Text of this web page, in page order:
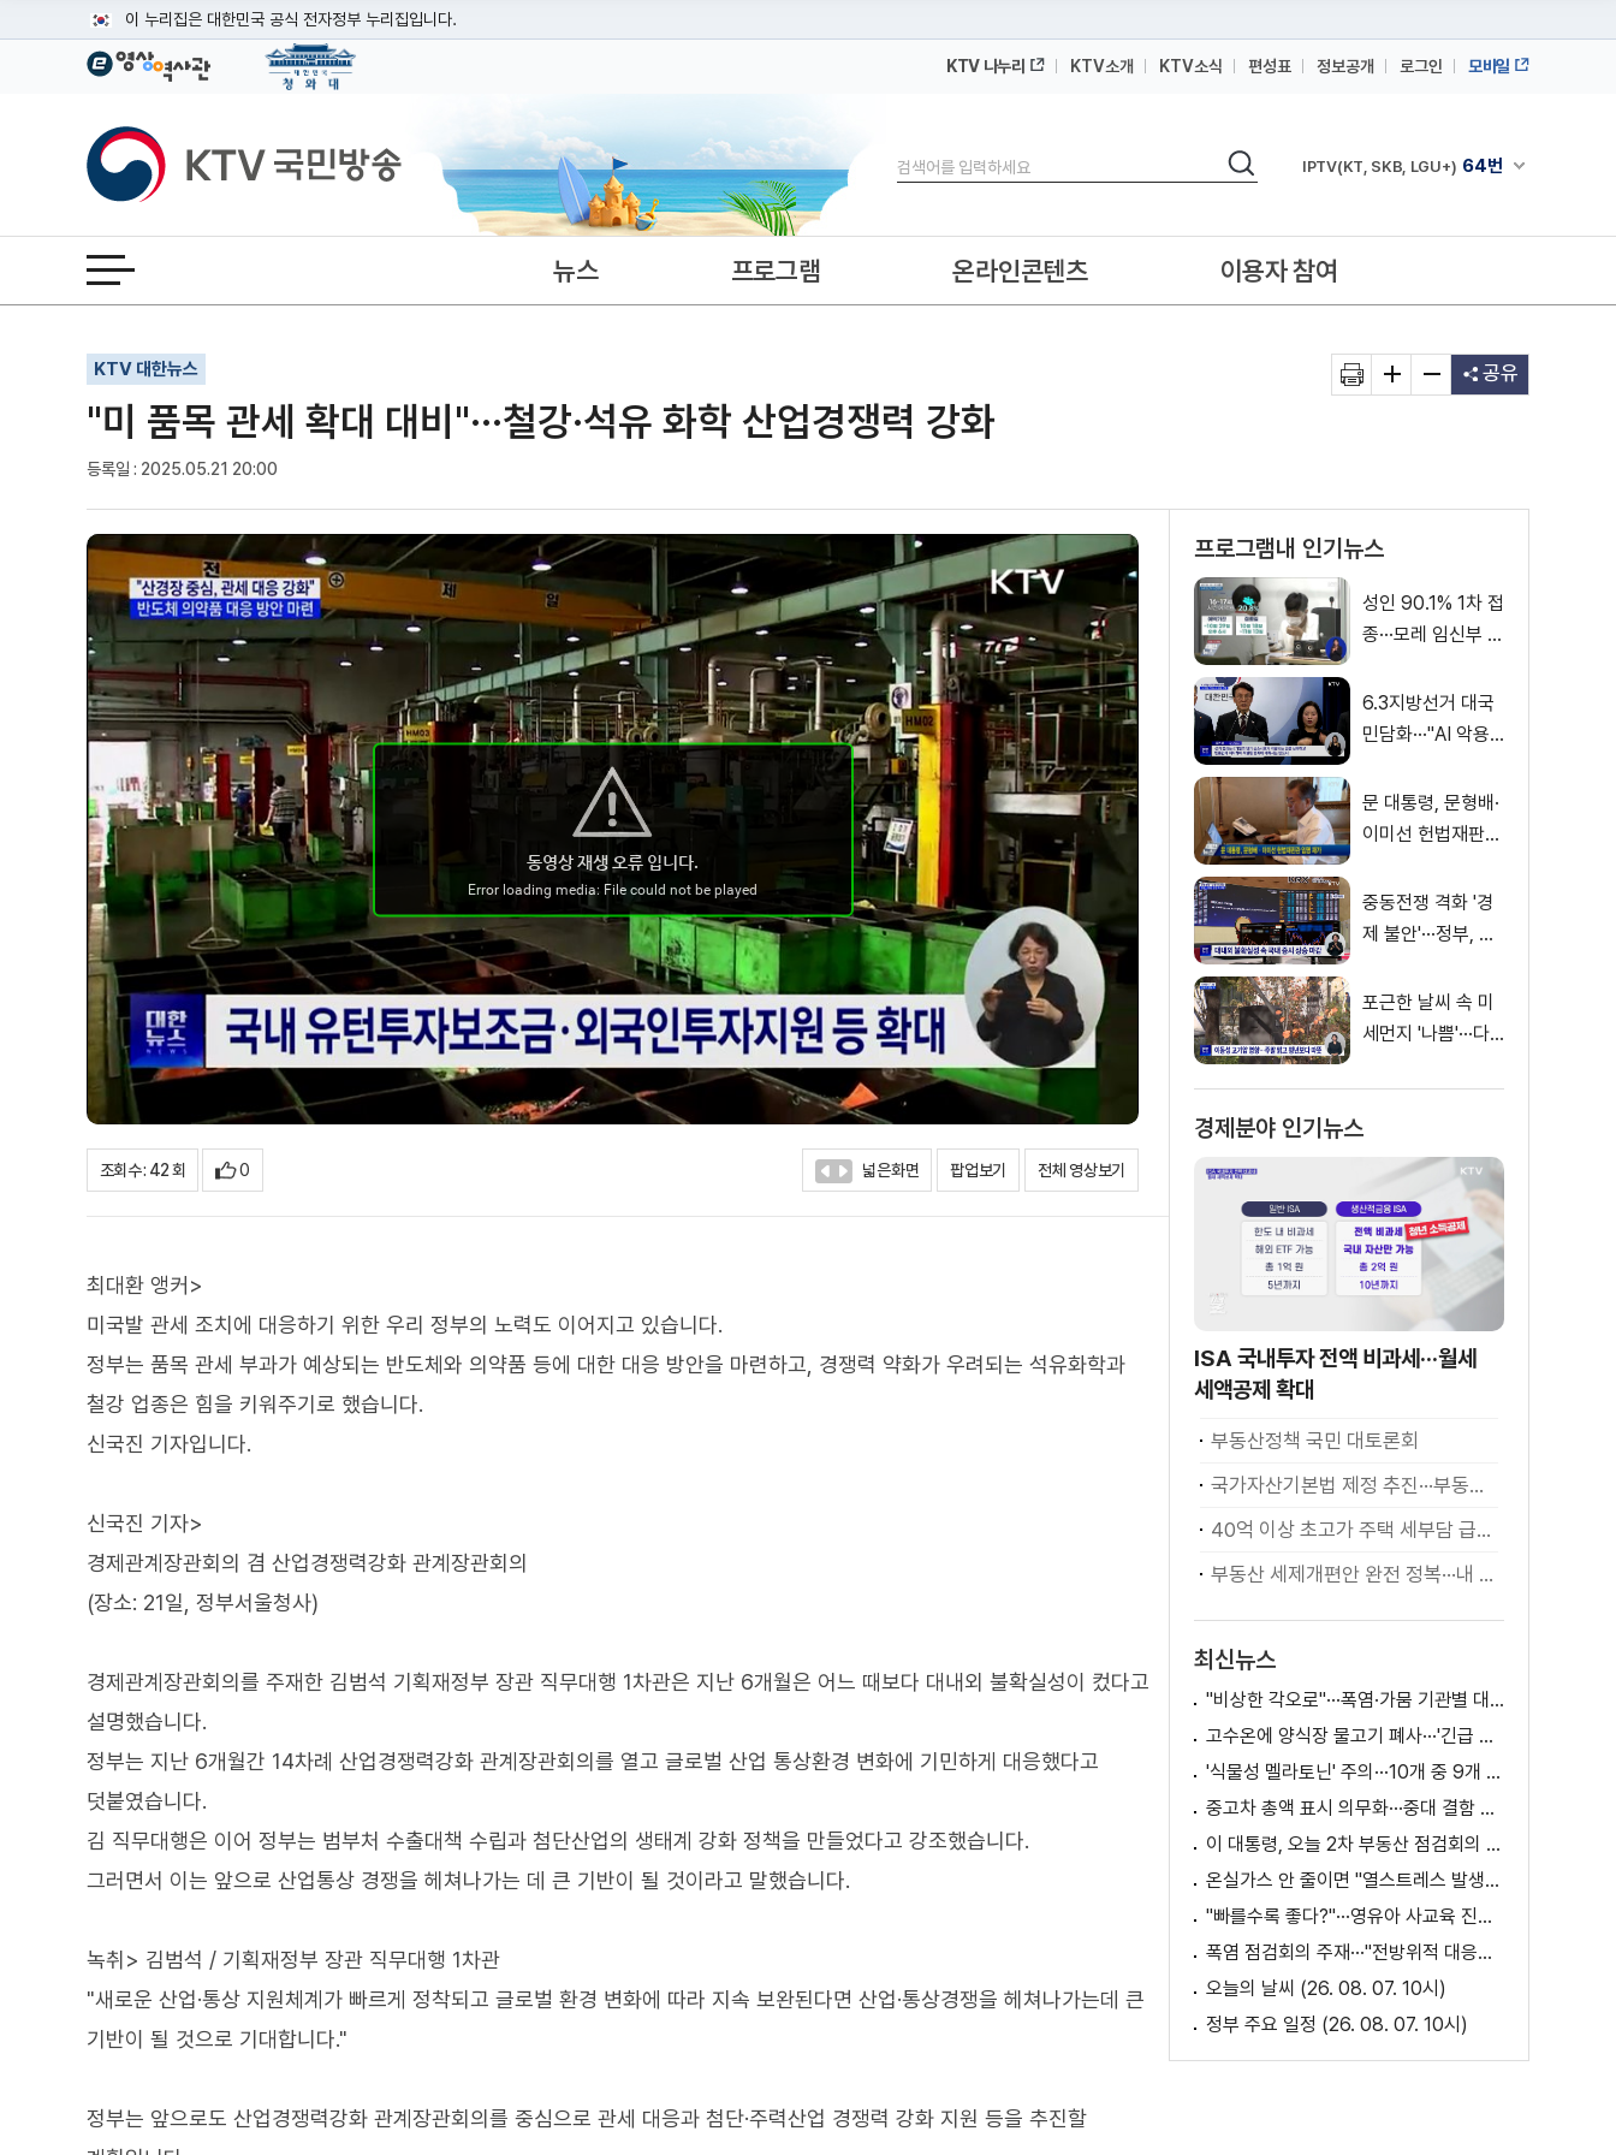
이 누리집은 대한민국 공식 전자정부 누리집입니다.
공식 누리집 주소 확인하기
이밖에 or.kr 또는 .kr등 다른 도메인 주소를 사용하고 있다면 아래 URL에서 도메인 주소를 확인해 보세요
운영중인 공식 누리집보기
KTV 나누리 KTV소개 KTV소식 편성표 정보공개 로그인 모바일
KTV국민방송
검색
검색 채널안내 펼쳐
IPTV(KT, SKB, LGU+) 64번
IPTV(KT, SKB, LGU+)
전체메뉴 열기 뉴스 프로그램 온라인콘텐츠 이용자 참여
KTV 대한뉴스
"미 품목 관세 확대 대비"···철강·석유 화학 산업경쟁력 강화
등록일 : 2025.05.21 20:00
기사인쇄
글자확대
글자축소 공유
조회수 : 42 회 0 넓은화면 팝업보기 전체 영상보기
최대환 앵커>
미국발 관세 조치에 대응하기 위한 우리 정부의 노력도 이어지고 있습니다.
정부는 품목 관세 부과가 예상되는 반도체와 의약품 등에 대한 대응 방안을 마련하고, 경쟁력 약화가 우려되는 석유화학과
철강 업종은 힘을 키워주기로 했습니다.
신국진 기자입니다.
신국진 기자>
경제관계장관회의 겸 산업경쟁력강화 관계장관회의
(장소: 21일, 정부서울청사)
경제관계장관회의를 주재한 김범석 기획재정부 장관 직무대행 1차관은 지난 6개월은 어느 때보다 대내외 불확실성이 컸다고
설명했습니다.
정부는 지난 6개월간 14차례 산업경쟁력강화 관계장관회의를 열고 글로벌 산업 통상환경 변화에 기민하게 대응했다고
덧붙였습니다.
김 직무대행은 이어 정부는 범부처 수출대책 수립과 첨단산업의 생태계 강화 정책을 만들었다고 강조했습니다.
그러면서 이는 앞으로 산업통상 경쟁을 헤쳐나가는 데 큰 기반이 될 것이라고 말했습니다.
녹취> 김범석 / 기획재정부 장관 직무대행 1차관
"새로운 산업·통상 지원체계가 빠르게 정착되고 글로벌 환경 변화에 따라 지속 보완된다면 산업·통상경쟁을 헤쳐나가는데 큰
기반이 될 것으로 기대합니다."
정부는 앞으로도 산업경쟁력강화 관계장관회의를 중심으로 관세 대응과 첨단·주력산업 경쟁력 강화 지원 등을 추진할
프로그램내 인기뉴스
성인 90.1% 1차 접
종···모레 임신부 사
6.3지방선거 대국
민담화···"AI 악용
문 대통령, 문형배·
이미선 헌법재판관
중동전쟁 격화 '경
제 불안'···정부, 금
소화
포근한 날씨 속 미
세먼지 '나쁨'···다
경제분야 인기뉴스
ISA 국내투자 전액 비과세···월세
세액공제 확대
부동산정책 국민 대토론회
국가자산기본법 제정 추진···부동산·주식 등 통합 관리
40억 이상 초고가 주택 세부담 급증···실수요자 보호 강화
부동산 세제개편안 완전 정복···내 세금 어떻게 달라지나? [K-정책 사용법]
최신뉴스
"비상한 각오로"···폭염·가뭄 기관별 대책은?
고수온에 양식장 물고기 폐사···'긴급 방류' 지원
'식물성 멜라토닌' 주의···10개 중 9개 처방 용량 초과
중고차 총액 표시 의무화···중대 결함 시 '계약 해제'
이 대통령, 오늘 2차 부동산 점검회의 주재
온실가스 안 줄이면 "열스트레스 발생일 29배 증가"
"빠를수록 좋다?"···영유아 사교육 진실과 해법은?
폭염 점검회의 주재···"전방위적 대응체계 가동"
오늘의 날씨 (26. 08. 07. 10시)
정부 주요 일정 (26. 08. 07. 10시)